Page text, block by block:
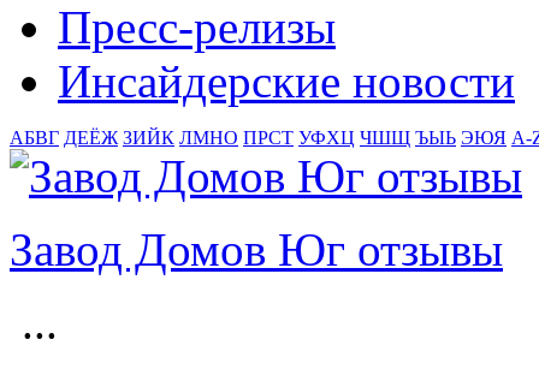
Пресс-релизы
Инсайдерские новости
АБВГ ДЕЁЖ ЗИЙК ЛМНО ПРСТ УФХЦ ЧШЩ ЪЫЬ ЭЮЯ A-
Завод Домов Юг отзывы
...